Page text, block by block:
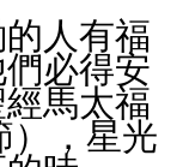
人有福
必得安
馬太福
），星光